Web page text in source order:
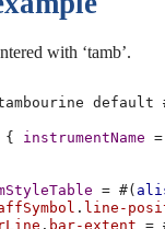
with ‘tamb’.
default
{ instrumentName =
= #(
. line-
. bar-extent =